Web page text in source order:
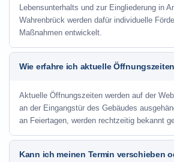
Lebensunterhalts und zur Eingliederung in
Wahrenbrück werden dafür individuelle
Maßnahmen entwickelt.
Wie erfahre ich aktuelle
Aktuelle Öffnungszeiten werden auf der
an der Eingangstür des Gebäudes
an Feiertagen, werden rechtzeitig bekannt
Kann ich meinen Termin verschieben